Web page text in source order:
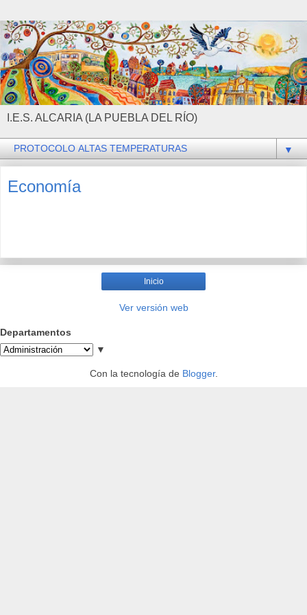
I.E.S. ALCARIA (LA PUEBLA DEL RÍO)
▼
Economía
Inicio
Ver versión web
Departamentos
▼
Con la tecnología de Blogger.